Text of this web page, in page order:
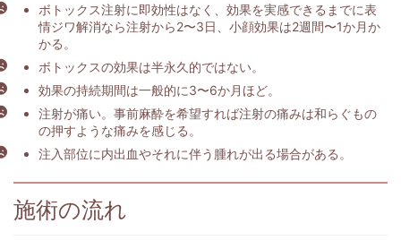
ボトックス注射に即効性はなく、効果を実感できるまでに表
情ジワ解消なら注射から2〜3日、小顔効果は2週間〜1か月か
かる。
ボトックスの効果は半永久的ではない。
効果の持続期間は一般的に3〜6か月ほど。
注射が痛い。事前麻酔を希望すれば注射の痛みは和らぐもの
の押すような痛みを感じる。
注入部位に内出血やそれに伴う腫れが出る場合がある。
施術の流れ